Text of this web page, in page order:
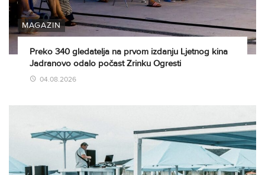
MAGAZIN
Preko 340 gledatelja na prvom izdanju Ljetnog kina
Jadranovo odalo počast Zrinku Ogresti
04.08.2026